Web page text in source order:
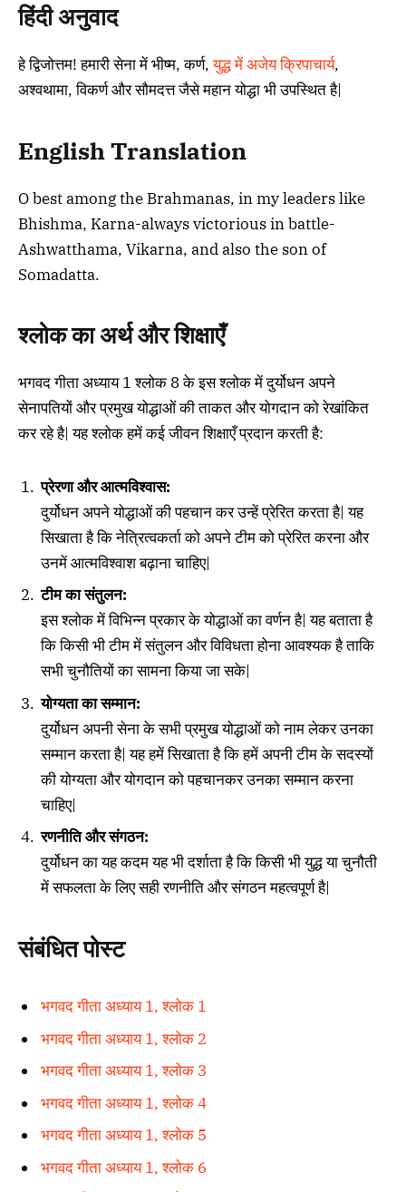
हिंदी अनुवाद
हे द्विजोत्तम! हमारी सेना में भीष्म, कर्ण,युद्ध में अजेय क्रिपाचार्य,
अश्वथामा, विकर्ण और सौमदत्त जैसे महान योद्धा भी उपस्थित है|
English Translation
O best among the Brahmanas, in my leaders like
Bhishma, Karna-always victorious in battle-
Ashwatthama, Vikarna, and also the son of
Somadatta.
श्लोक का अर्थ और शिक्षाएँ
भगवद गीता अध्याय 1 श्लोक 8 के इस श्लोक में दुर्योधन अपने
सेनापतियों और प्रमुख योद्धाओं की ताकत और योगदान को रेखांकित
कर रहे है| यह श्लोक हमें कई जीवन शिक्षाएँ प्रदान करती है:
प्रेरणा और आत्मविश्वास:
दुर्योधन अपने योद्धाओं की पहचान कर उन्हें प्रेरित करता है| यह
सिखाता है कि नेत्रित्वकर्ता को अपने टीम को प्रेरित करना और
उनमें आत्मविश्वाश बढ़ाना चाहिए|
टीम का संतुलन:
इस श्लोक में विभिन्न प्रकार के योद्धाओं का वर्णन है| यह बताता है
कि किसी भी टीम में संतुलन और विविधता होना आवश्यक है ताकि
सभी चुनौतियों का सामना किया जा सके|
योग्यता का सम्मान:
दुर्योधन अपनी सेना के सभी प्रमुख योद्धाओं को नाम लेकर उनका
सम्मान करता है| यह हमें सिखाता है कि हमें अपनी टीम के सदस्यों
की योग्यता और योगदान को पहचानकर उनका सम्मान करना
चाहिए|
रणनीति और संगठन:
दुर्योधन का यह कदम यह भी दर्शाता है कि किसी भी युद्ध या चुनौती
में सफलता के लिए सही रणनीति और संगठन महत्वपूर्ण है|
संबंधित पोस्ट
भगवद गीता अध्याय 1, श्लोक 1
भगवद गीता अध्याय 1, श्लोक 2
भगवद गीता अध्याय 1, श्लोक 3
भगवद गीता अध्याय 1, श्लोक 4
भगवद गीता अध्याय 1, श्लोक 5
भगवद गीता अध्याय 1, श्लोक 6